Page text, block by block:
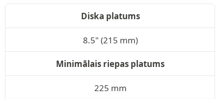
Diska platums
8.5" (215 mm)
Minimālais riepas platums
225 mm